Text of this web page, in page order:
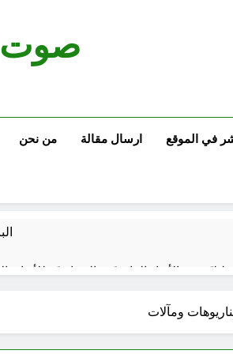
صوت
في الموقع ارسال مقالة من نحن
في الأبعاد القانونيّة والسياسيّة للأتفاق
ومآلات